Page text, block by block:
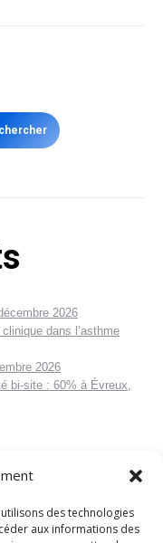
des technologies
aux informations des
2026
dans l’asthme
2026
bi-site : 60% à Évreux,